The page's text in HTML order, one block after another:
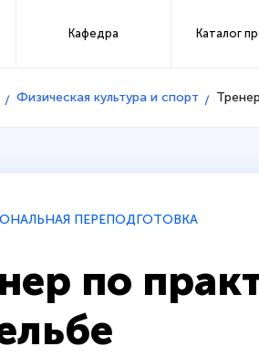
Кафедра Каталог
Физическая культура и спорт
ПЕРЕПОДГОТОВКА
по